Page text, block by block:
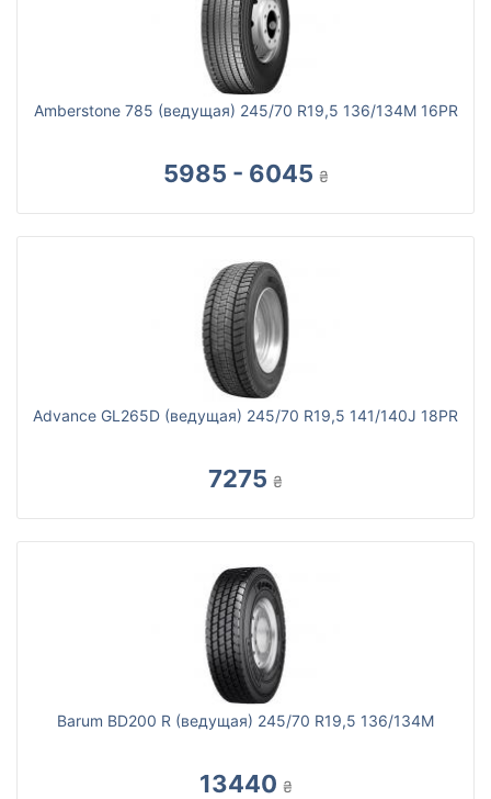
Amberstone 785 (ведущая) 245/70 R19,5 136/134M 16PR
5985 - 6045 ₴
Advance GL265D (ведущая) 245/70 R19,5 141/140J 18PR
7275 ₴
Barum BD200 R (ведущая) 245/70 R19,5 136/134M
13440 ₴